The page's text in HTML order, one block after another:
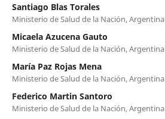
Santiago Blas Torales
Ministerio de Salud de la Nación, Argentina
Micaela Azucena Gauto
Ministerio de Salud de la Nación, Argentina
María Paz Rojas Mena
Ministerio de Salud de la Nación, Argentina
Federico Martin Santoro
Ministerio de Salud de la Nación, Argentina